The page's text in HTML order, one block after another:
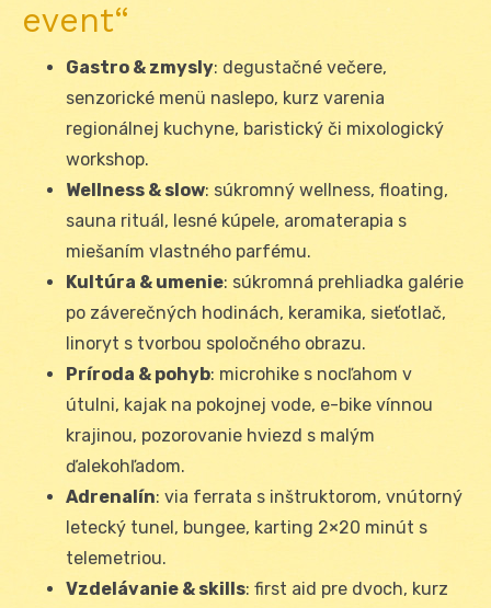
event“
Gastro & zmysly: degustačné večere,
senzorické menü naslepo, kurz varenia
regionálnej kuchyne, baristický či mixologický
workshop.
Wellness & slow: súkromný wellness, floating,
sauna rituál, lesné kúpele, aromaterapia s
miešaním vlastného parfému.
Kultúra & umenie: súkromná prehliadka galérie
po záverečných hodinách, keramika, sieťotlač,
linoryt s tvorbou spoločného obrazu.
Príroda & pohyb: microhike s nocľahom v
útulni, kajak na pokojnej vode, e-bike vínnou
krajinou, pozorovanie hviezd s malým
ďalekohľadom.
Adrenalín: via ferrata s inštruktorom, vnútorný
letecký tunel, bungee, karting 2×20 minút s
telemetriou.
Vzdelávanie & skills: first aid pre dvoch, kurz